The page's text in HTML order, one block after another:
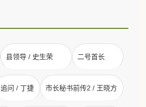
县领导 / 史生荣 二号首长
追问 / 丁捷 市长秘书前传2 / 王晓方